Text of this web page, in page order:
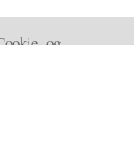
og